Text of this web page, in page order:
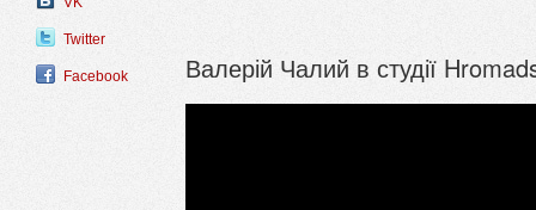
Twitter
Facebook Валерій Чалий в студії